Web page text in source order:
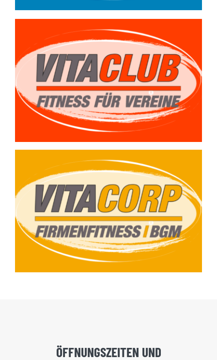
Gern unterbreiten
wir Ihnen ein
Angebot.
Gern unterbreiten
wir Ihnen ein
Angebot.
ÖFFNUNGSZEITEN UND